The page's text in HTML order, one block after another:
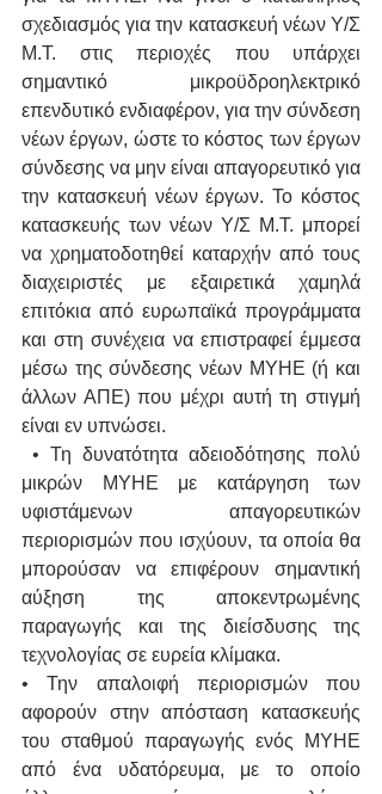
σχεδιασμός για την κατασκευή νέων Υ/Σ
Μ.Τ. στις περιοχές που υπάρχει
σημαντικό μικροϋδροηλεκτρικό
επενδυτικό ενδιαφέρον, για την σύνδεση
νέων έργων, ώστε το κόστος των έργων
σύνδεσης να μην είναι απαγορευτικό για
την κατασκευή νέων έργων. Το κόστος
κατασκευής των νέων Υ/Σ Μ.Τ. μπορεί
να χρηματοδοτηθεί καταρχήν από τους
διαχειριστές με εξαιρετικά χαμηλά
επιτόκια από ευρωπαϊκά προγράμματα
και στη συνέχεια να επιστραφεί έμμεσα
μέσω της σύνδεσης νέων ΜΥΗΕ (ή και
άλλων ΑΠΕ) που μέχρι αυτή τη στιγμή
είναι εν υπνώσει.
μικρών ΜΥΗΕ με κατάργηση των
υφιστάμενων απαγορευτικών
περιορισμών που ισχύουν, τα οποία θα
μπορούσαν να επιφέρουν σημαντική
αύξηση της αποκεντρωμένης
παραγωγής και της διείσδυσης της
τεχνολογίας σε ευρεία κλίμακα.
• Την απαλοιφή περιορισμών που
αφορούν στην απόσταση κατασκευής
του σταθμού παραγωγής ενός ΜΥΗΕ
από ένα υδατόρευμα, με το οποίο